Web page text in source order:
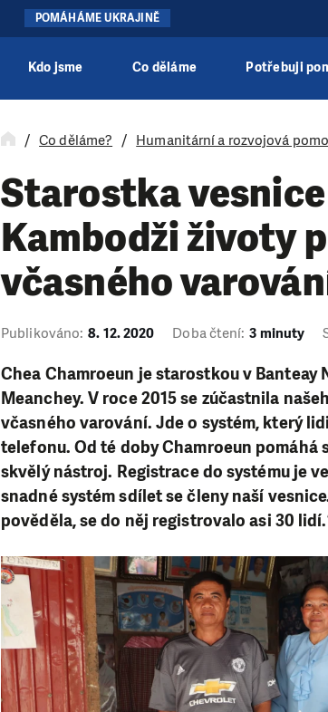
POMÁHÁME UKRAJINĚ
Kdo jsme Co děláme Potřebuji
Co děláme? Humanitární a rozvojová
Starostka
Kambodži životy
včasného
Publikováno: 8. 12. 2020 Doba čtení: 3 minuty
Chea Chamroeun je starostkou v
Meanchey. V roce 2015 se zúčastnila
včasného varování. Jde o systém, který
telefonu. Od té doby Chamroeun
skvělý nástroj. Registrace do systému je
snadné systém sdílet se členy naší
pověděla, se do něj registrovalo asi 30